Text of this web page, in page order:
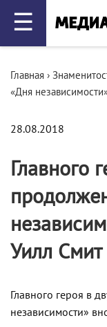
☰
Главная ›
«Дня
28.08.2018
Главного
Уилл Смит
Главного героя в
независимости»